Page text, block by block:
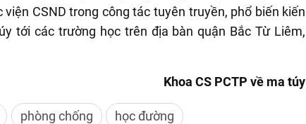
CSND trong công tác tuyên truyền, phổ biến kiến
tới các trường học trên địa bàn quận Bắc Từ Liêm,
Khoa CS PCTP về ma túy
phòng chống học đường